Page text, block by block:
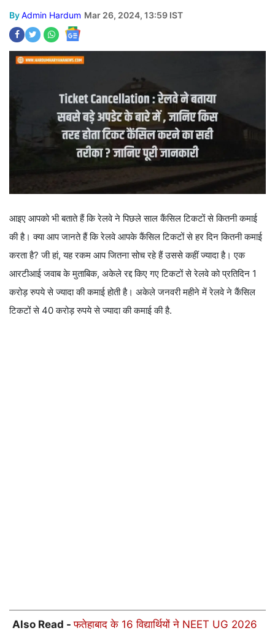
ByAdmin Hardum Mar 26, 2024, 13:59 IST
आइए आपको भी बताते हैं कि रेलवे ने पिछले साल कैंसिल टिकटों से कितनी कमाई
की है। क्या आप जानते हैं कि रेलवे आपके कैंसिल टिकटों से हर दिन कितनी कमाई
करता है? जी हां, यह रकम आप जितना सोच रहे हैं उससे कहीं ज्यादा है। एक
आरटीआई जवाब के मुताबिक, अकेले रद्द किए गए टिकटों से रेलवे को प्रतिदिन 1
करोड़ रुपये से ज्यादा की कमाई होती है। अकेले जनवरी महीने में रेलवे ने कैंसिल
टिकटों से 40 करोड़ रुपये से ज्यादा की कमाई की है.
Also Read -फतेहाबाद के 16 विद्यार्थियों ने NEET UG 2026